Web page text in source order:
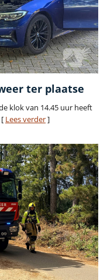
ter plaatse
klok van 14.45 uur heeft
Lees verder]